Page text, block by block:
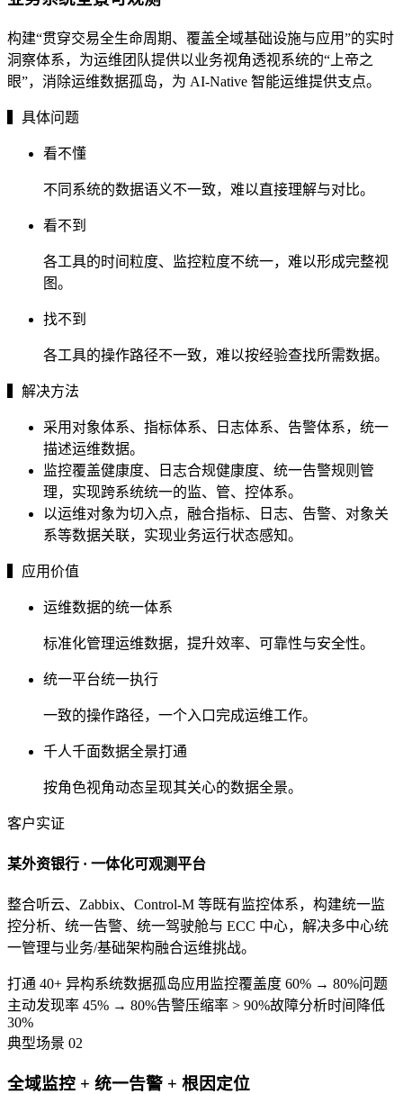
构建“贯穿交易全生命周期、覆盖全域基础设施与应用”的实时
洞察体系，为运维团队提供以业务视角透视系统的“上帝之
眼”，消除运维数据孤岛，为 AI-Native 智能运维提供支点。
▍具体问题
看不懂
不同系统的数据语义不一致，难以直接理解与对比。
看不到
各工具的时间粒度、监控粒度不统一，难以形成完整视
图。
找不到
各工具的操作路径不一致，难以按经验查找所需数据。
▍解决方法
采用对象体系、指标体系、日志体系、告警体系，统一
描述运维数据。
监控覆盖健康度、日志合规健康度、统一告警规则管
理，实现跨系统统一的监、管、控体系。
以运维对象为切入点，融合指标、日志、告警、对象关
系等数据关联，实现业务运行状态感知。
▍应用价值
运维数据的统一体系
标准化管理运维数据，提升效率、可靠性与安全性。
统一平台统一执行
一致的操作路径，一个入口完成运维工作。
千人千面数据全景打通
按角色视角动态呈现其关心的数据全景。
客户实证
某外资银行 · 一体化可观测平台
整合听云、Zabbix、Control-M 等既有监控体系，构建统一监
控分析、统一告警、统一驾驶舱与 ECC 中心，解决多中心统
一管理与业务/基础架构融合运维挑战。
打通 40+ 异构系统数据孤岛应用监控覆盖度 60% → 80%问题
主动发现率 45% → 80%告警压缩率 > 90%故障分析时间降低
30%
典型场景 02
全域监控 + 统一告警 + 根因定位